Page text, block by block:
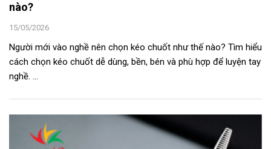
nào?
15/05/2026
Người mới vào nghề nên chọn kéo chuốt như thế nào? Tìm hiểu
cách chọn kéo chuốt dễ dùng, bền, bén và phù hợp để luyện tay
nghề. ...